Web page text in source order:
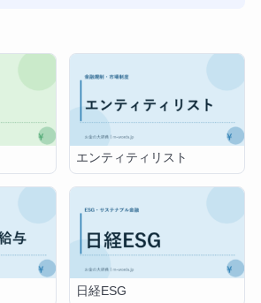
エンティティリスト
日経ESG